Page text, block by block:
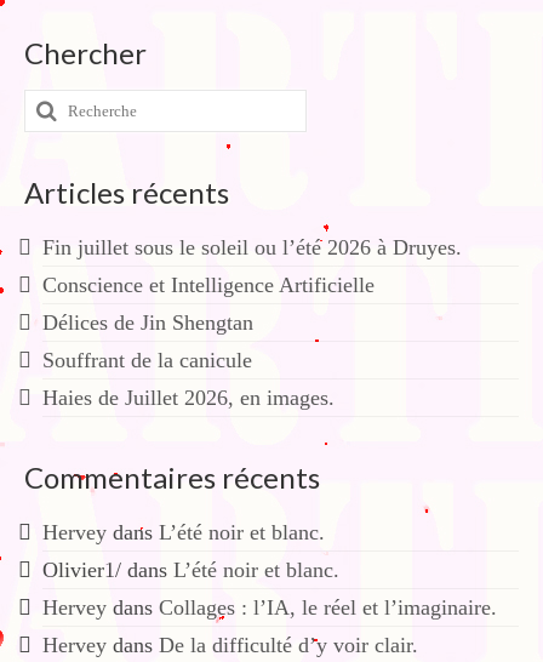
Chercher
Rechercher
:
Articles récents
Fin juillet sous le soleil ou l’été 2026 à Druyes.
Conscience et Intelligence Artificielle
Délices de Jin Shengtan
Souffrant de la canicule
Haies de Juillet 2026, en images.
Commentaires récents
Hervey dans L’été noir et blanc.
Olivier1/ dans L’été noir et blanc.
Hervey dans Collages : l’IA, le réel et l’imaginaire.
Hervey dans De la difficulté d’y voir clair.